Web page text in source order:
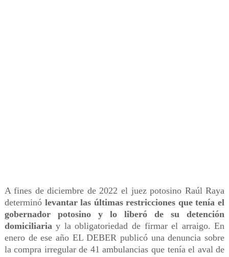
A fines de diciembre de 2022 el juez potosino Raúl Raya
determinó levantar las últimas restricciones que tenía el
gobernador potosino y lo liberó de su detención
domiciliariay la obligatoriedad de firmar el arraigo. En
enero de ese año EL DEBER publicó una denuncia sobre
la compra irregular de 41 ambulancias que tenía el aval de